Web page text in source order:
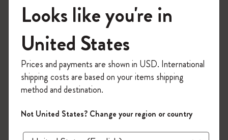
モレスキンの世界へようこそ
「WELCOME10」を入力すると、初回注
文が10%オフ＋送料無料になります。セ
ール・アウトレット品は適用外。
Moleskineアカウントを作成して限定オフ
ァーや会員特典、さらに多くのインスピ
レーションを手に入れましょう。
Looks like you're in
United States
Prices and payments are shown in USD. International
shipping costs are based on your items shipping
method and destination.
Not United States? Change your region or country